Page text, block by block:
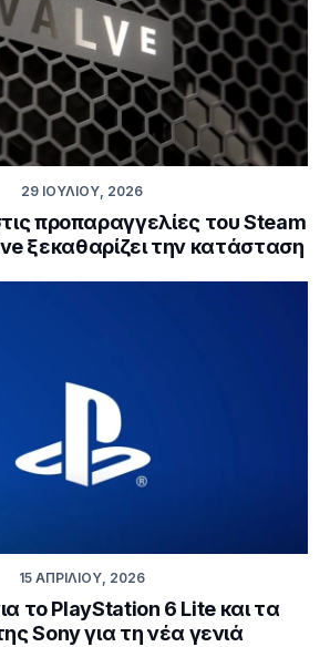
29 ΙΟΥΛΊΟΥ, 2026
προπαραγγελίες του Steam
ξεκαθαρίζει την κατάσταση
15 ΑΠΡΙΛΊΟΥ, 2026
το PlayStation 6 Lite και τα
Sony για τη νέα γενιά